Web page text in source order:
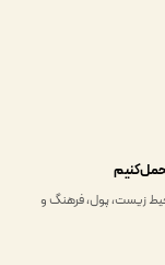
پول، فرهنگ و